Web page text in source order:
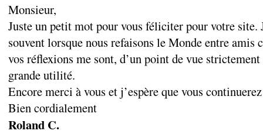
Monsieur,
Juste un petit mot pour vous féliciter pour votre site.
souvent lorsque nous refaisons le Monde entre amis
vos réflexions me sont, d’un point de vue strictement
grande utilité.
Encore merci à vous et j’espère que vous
Bien cordialement
Roland C.